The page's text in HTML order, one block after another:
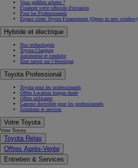
Vous préférez acheter ?
Financez votre véhicule d'occasion
Pour les Professionnels
Espace client Toyota Financement (Opens in new window)
Hybride et électrique
Nos technologies
Toyota Charging
Autonomie et conduite
Tout savoir sur l’électrique
Toyota Professional
Toyota pour les professionnels
Offres Location longue durée
Offres utilitaires
Gamme électrifiée pour les professionnels
Solutions et services
Votre Toyota
Votre Toyota
Toyota Relax
Offres Après-Vente
Entretien & Services